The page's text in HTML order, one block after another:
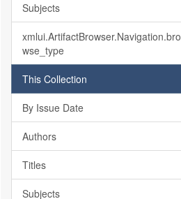
Subjects
xmlui.ArtifactBrowser.Navigation.bro
wse_type
This Collection
By Issue Date
Authors
Titles
Subjects